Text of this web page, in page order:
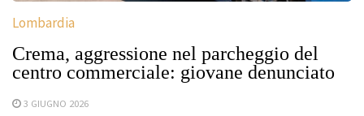
Lombardia
Crema, aggressione nel parcheggio del
centro commerciale: giovane denunciato
3 GIUGNO 2026